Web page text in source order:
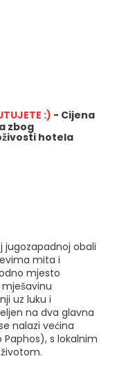
:) - Cijena
zbog
hotela
jugozapadnoj obali
mita i
mjesto
uz luku i
na dva glavna
nalazi većina
s lokalnim